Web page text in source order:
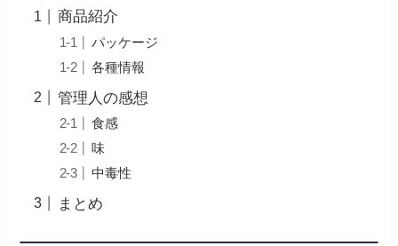
商品紹介
パッケージ
各種情報
管理人の感想
食感
味
中毒性
まとめ